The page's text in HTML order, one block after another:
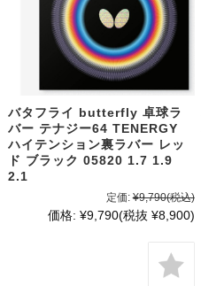
バタフライ butterfly 卓球ラ
バー テナジー64 TENERGY
ハイテンション裏ラバー レッ
ド ブラック 05820 1.7 1.9
2.1
定価: ¥9,790(税込)
価格: ¥9,790(税抜 ¥8,900)